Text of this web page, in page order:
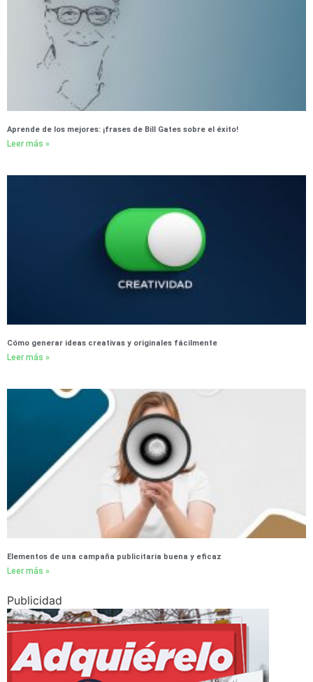
Aprende de los mejores: ¡frases de Bill Gates sobre el éxito!
Leer más »
Cómo generar ideas creativas y originales fácilmente
Leer más »
Elementos de una campaña publicitaria buena y eficaz
Leer más »
Publicidad